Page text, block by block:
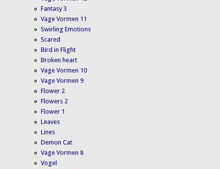
Fantasy 3
Vage Vormen 11
Swirling Emotions
Scared
Bird in Flight
Broken heart
Vage Vormen 10
Vage Vormen 9
Flower 2
Flowers 2
Flower 1
Leaves
Lines
Demon Cat
Vage Vormen 8
Vogel